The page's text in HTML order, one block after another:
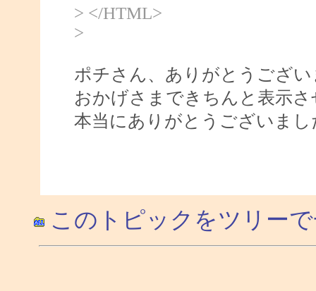
> </HTML>
>
ポチさん、ありがとうござい
おかげさまできちんと表示
本当にありがとうございまし
このトピックをツリー